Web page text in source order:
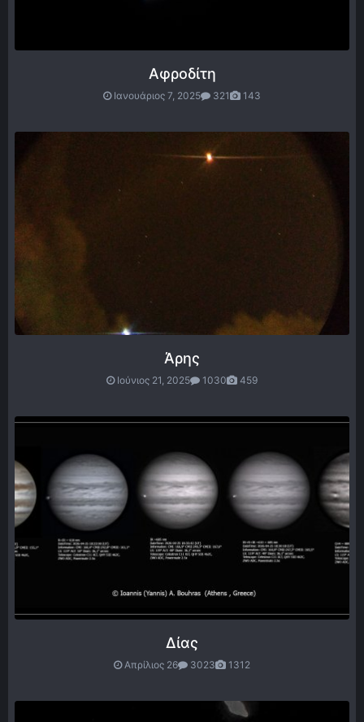
Αφροδίτη
Ιανουάριος 7, 2025 321 143
Άρης
Ιούνιος 21, 2025 1030 459
Δίας
Απρίλιος 26 3023 1312